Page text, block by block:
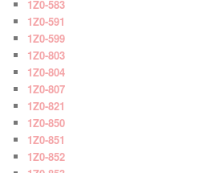
1Z0-583
1Z0-591
1Z0-599
1Z0-803
1Z0-804
1Z0-807
1Z0-821
1Z0-850
1Z0-851
1Z0-852